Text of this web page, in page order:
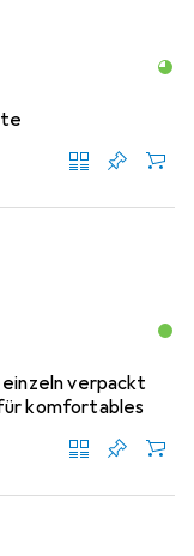
einzeln verpackt
komfortables